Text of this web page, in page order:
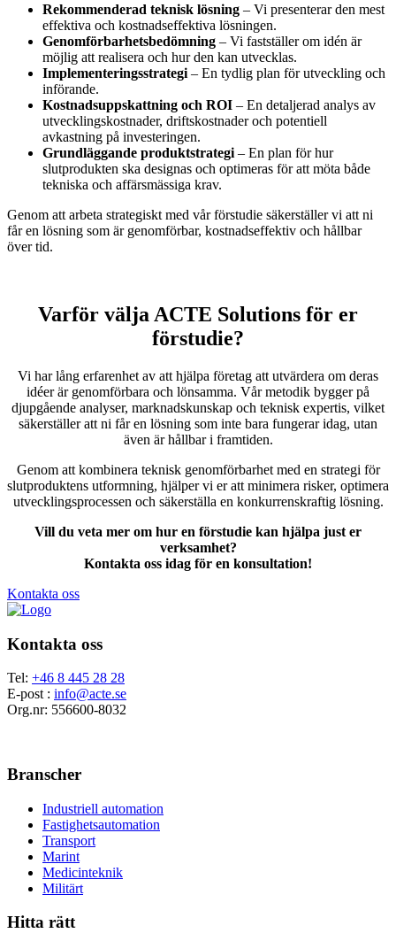
Rekommenderad teknisk lösning – Vi presenterar den mest
effektiva och kostnadseffektiva lösningen.
Genomförbarhetsbedömning – Vi fastställer om idén är
möjlig att realisera och hur den kan utvecklas.
Implementeringsstrategi – En tydlig plan för utveckling och
införande.
Kostnadsuppskattning och ROI – En detaljerad analys av
utvecklingskostnader, driftskostnader och potentiell
avkastning på investeringen.
Grundläggande produktstrategi – En plan för hur
slutprodukten ska designas och optimeras för att möta både
tekniska och affärsmässiga krav.
Genom att arbeta strategiskt med vår förstudie säkerställer vi att ni
får en lösning som är genomförbar, kostnadseffektiv och hållbar
över tid.
Varför välja ACTE Solutions för er
förstudie?
Vi har lång erfarenhet av att hjälpa företag att utvärdera om deras
idéer är genomförbara och lönsamma. Vår metodik bygger på
djupgående analyser, marknadskunskap och teknisk expertis, vilket
säkerställer att ni får en lösning som inte bara fungerar idag, utan
även är hållbar i framtiden.
Genom att kombinera teknisk genomförbarhet med en strategi för
slutproduktens utformning, hjälper vi er att minimera risker, optimera
utvecklingsprocessen och säkerställa en konkurrenskraftig lösning.
Vill du veta mer om hur en förstudie kan hjälpa just er
verksamhet?
Kontakta oss idag för en konsultation!
Kontakta oss
Kontakta oss
Tel: +46 8 445 28 28
E-post : info@acte.se
Org.nr: 556600-8032
Branscher
Industriell automation
Fastighetsautomation
Transport
Marint
Medicinteknik
Militärt
Hitta rätt